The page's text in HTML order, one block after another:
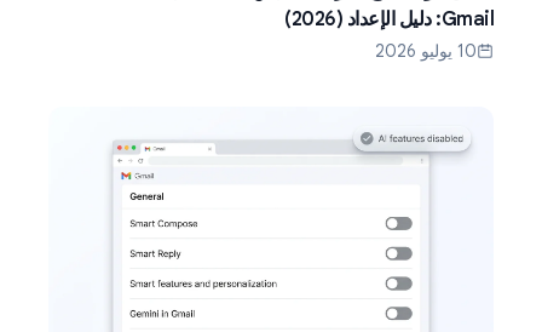
Gmail: دليل الإعداد (2026)
10 يوليو 2026